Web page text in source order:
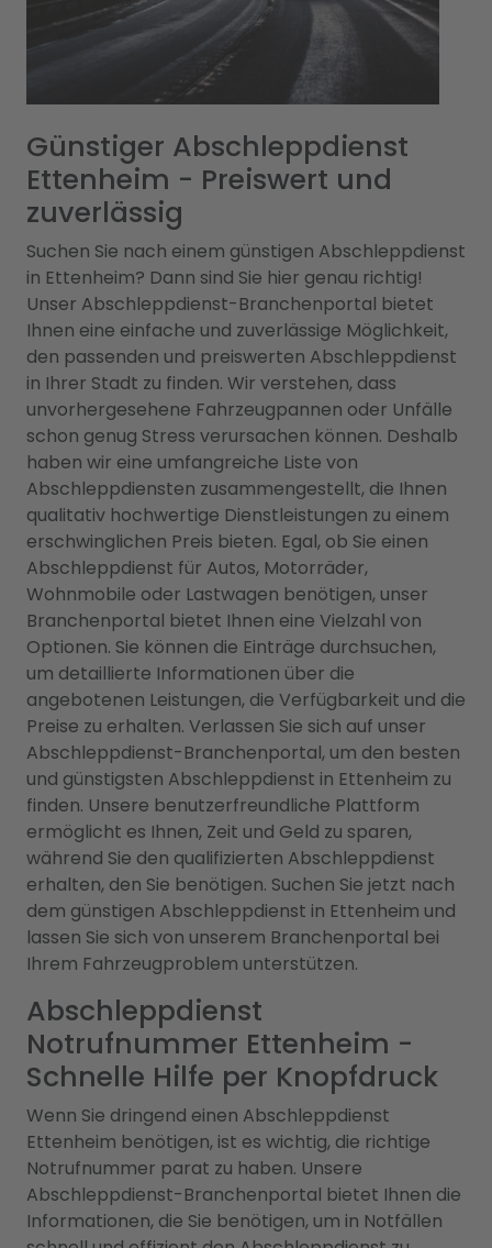
Günstiger Abschleppdienst
Ettenheim - Preiswert und
zuverlässig
Suchen Sie nach einem günstigen Abschleppdienst
in Ettenheim? Dann sind Sie hier genau richtig!
Unser Abschleppdienst-Branchenportal bietet
Ihnen eine einfache und zuverlässige Möglichkeit,
den passenden und preiswerten Abschleppdienst
in Ihrer Stadt zu finden. Wir verstehen, dass
unvorhergesehene Fahrzeugpannen oder Unfälle
schon genug Stress verursachen können. Deshalb
haben wir eine umfangreiche Liste von
Abschleppdiensten zusammengestellt, die Ihnen
qualitativ hochwertige Dienstleistungen zu einem
erschwinglichen Preis bieten. Egal, ob Sie einen
Abschleppdienst für Autos, Motorräder,
Wohnmobile oder Lastwagen benötigen, unser
Branchenportal bietet Ihnen eine Vielzahl von
Optionen. Sie können die Einträge durchsuchen,
um detaillierte Informationen über die
angebotenen Leistungen, die Verfügbarkeit und die
Preise zu erhalten. Verlassen Sie sich auf unser
Abschleppdienst-Branchenportal, um den besten
und günstigsten Abschleppdienst in Ettenheim zu
finden. Unsere benutzerfreundliche Plattform
ermöglicht es Ihnen, Zeit und Geld zu sparen,
während Sie den qualifizierten Abschleppdienst
erhalten, den Sie benötigen. Suchen Sie jetzt nach
dem günstigen Abschleppdienst in Ettenheim und
lassen Sie sich von unserem Branchenportal bei
Ihrem Fahrzeugproblem unterstützen.
Abschleppdienst
Notrufnummer Ettenheim -
Schnelle Hilfe per Knopfdruck
Wenn Sie dringend einen Abschleppdienst
Ettenheim benötigen, ist es wichtig, die richtige
Notrufnummer parat zu haben. Unsere
Abschleppdienst-Branchenportal bietet Ihnen die
Informationen, die Sie benötigen, um in Notfällen